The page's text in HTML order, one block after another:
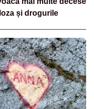
și drogurile